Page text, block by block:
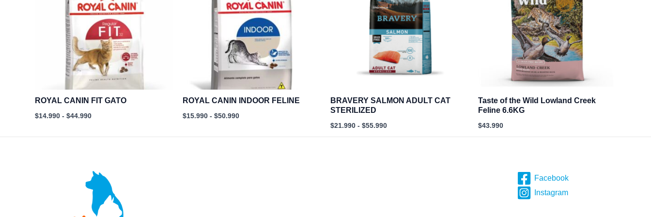
ROYAL CANIN FIT GATO
$14.990 - $44.990
$44.990
ROYAL CANIN INDOOR FELINE
$15.990 - $50.990
$50.990
BRAVERY SALMON ADULT CAT
STERILIZED
$21.990 - $55.990
$55.990
Taste of the Wild Lowland Creek
Feline 6.6KG
$43.990
Facebook
Instagram